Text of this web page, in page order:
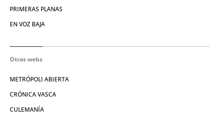
PRIMERAS PLANAS
EN VOZ BAJA
Otras webs
METRÓPOLI ABIERTA
CRÓNICA VASCA
CULEMANÍA